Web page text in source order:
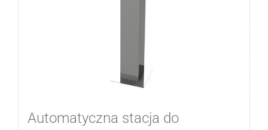
Automatyczna stacja do